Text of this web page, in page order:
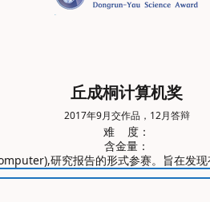
丘成桐计算机奖
2017年9月交作品，12月答辩
难 度：
含金量：
研究报告的形式参赛。旨在发现